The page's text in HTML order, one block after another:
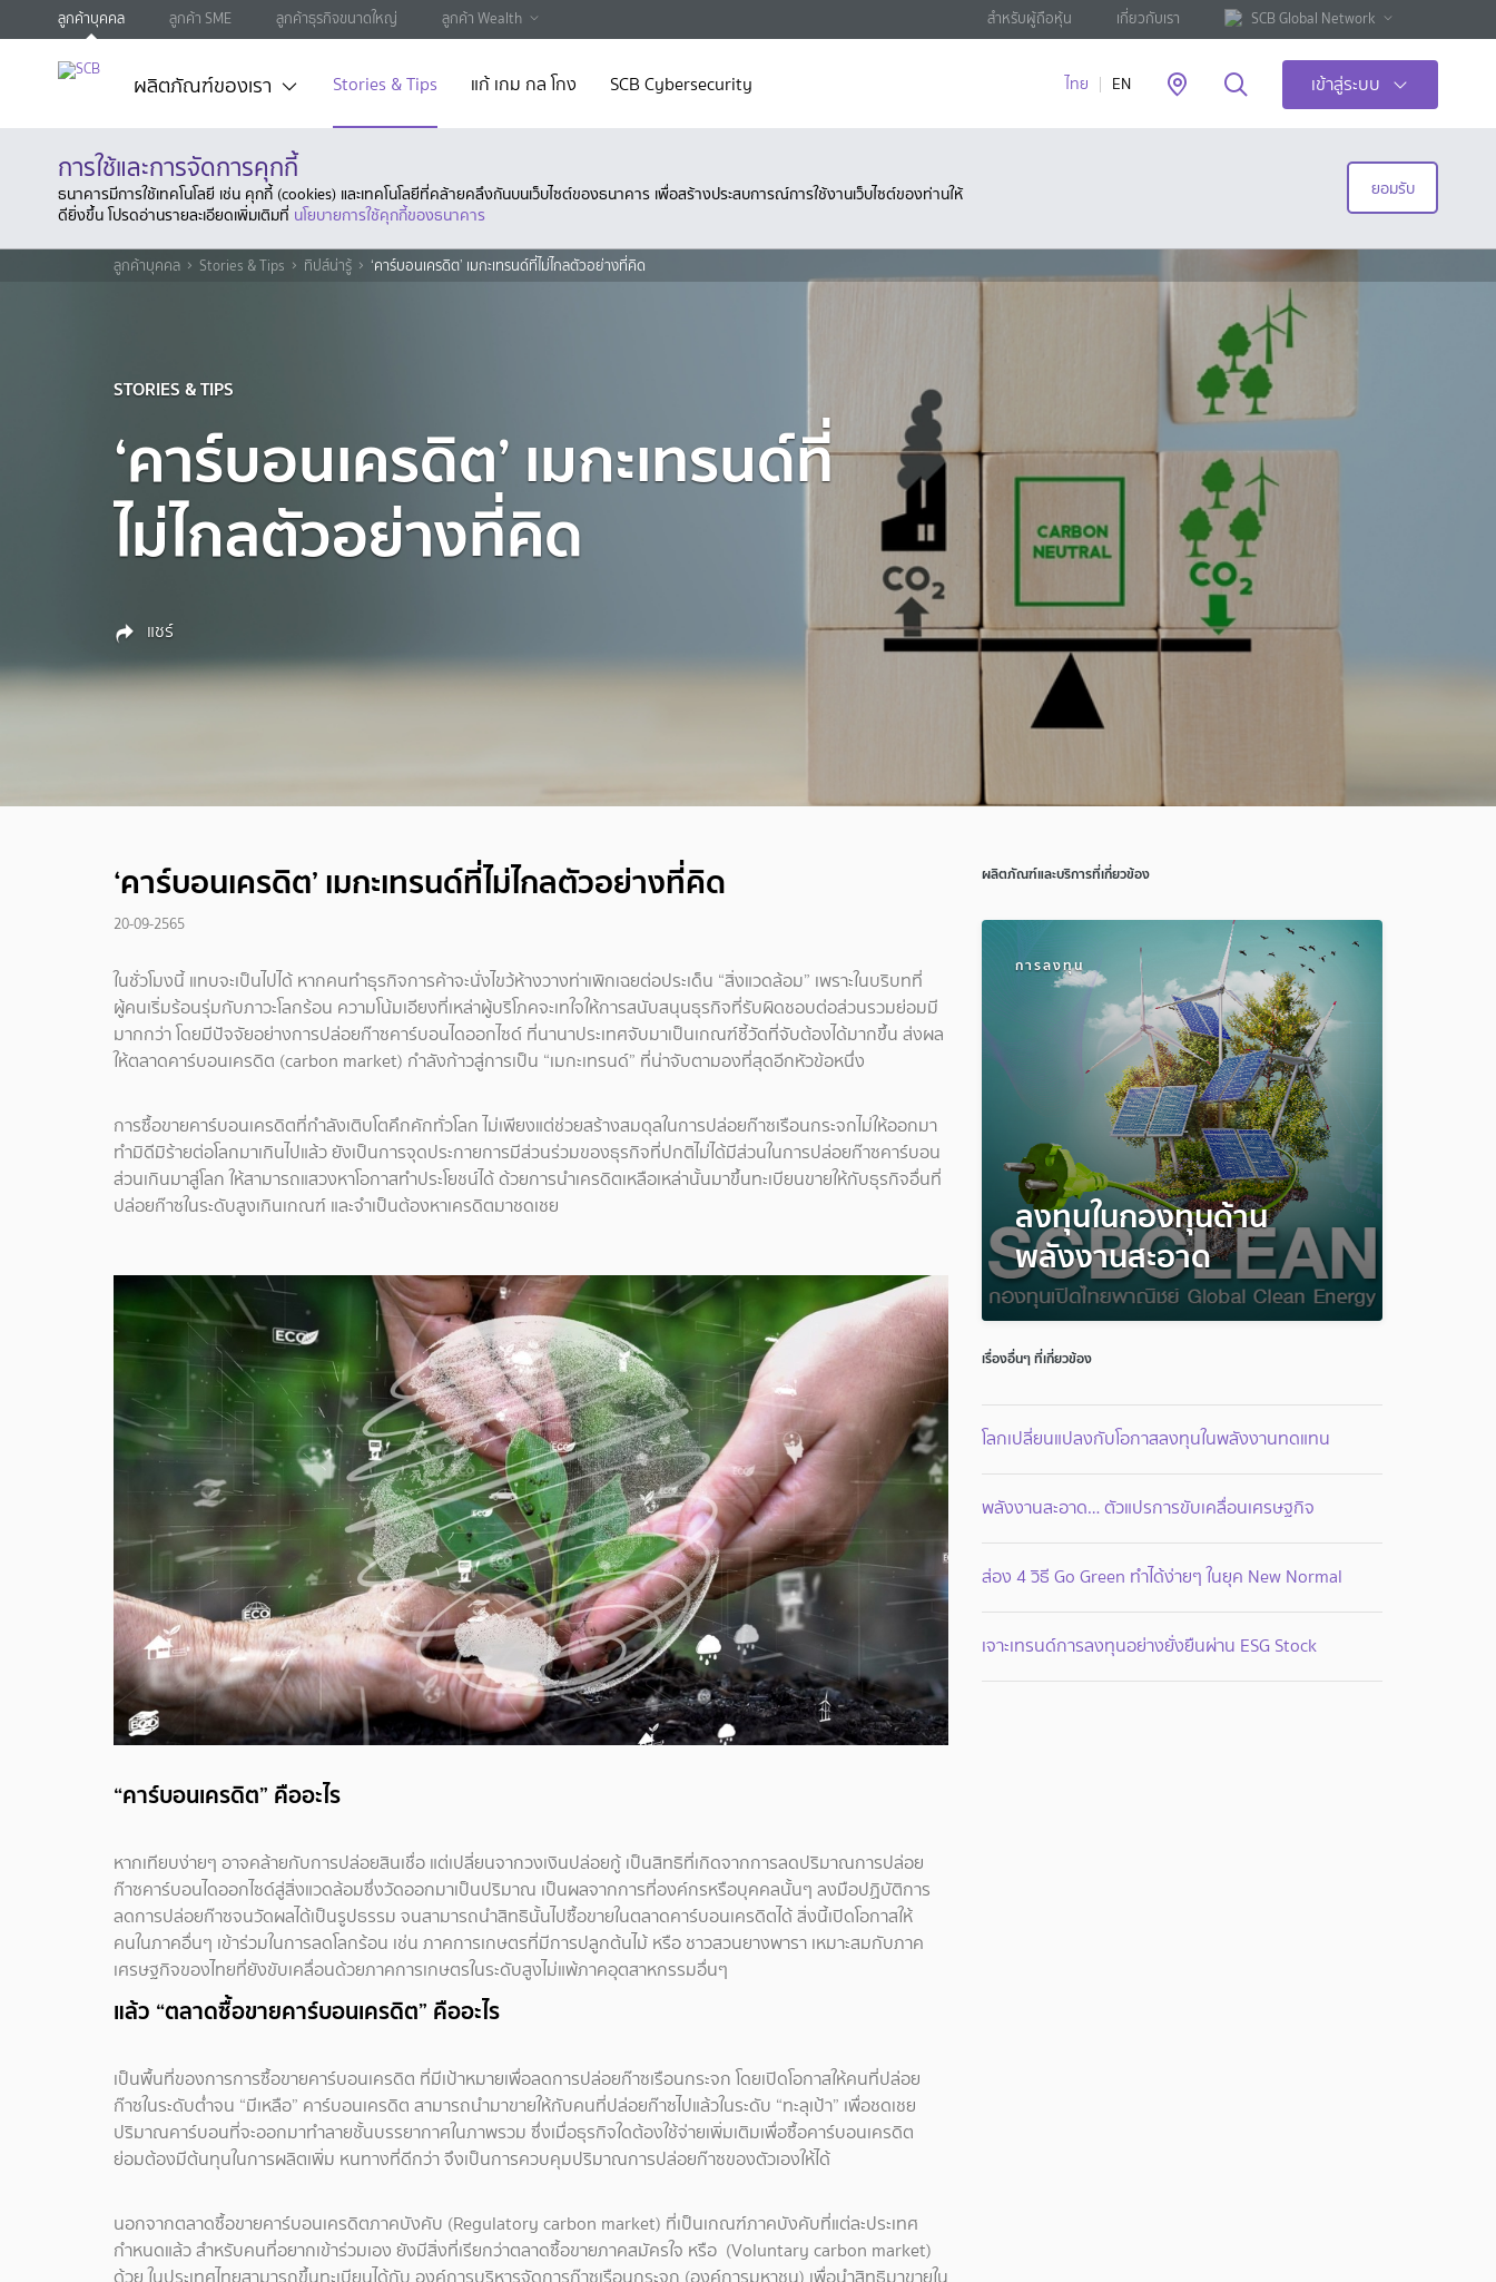
ลูกค้าบุคคล ลูกค้า SME ลูกค้าธุรกิจขนาดใหญ่ ลูกค้า Wealth สำหรับผู้ถือหุ้น เกี่ยวกับเรา SCB Global Network
ผลิตภัณฑ์ของเรา Stories & Tips แก้ เกม กล โกง SCB Cybersecurity ไทย EN เข้าสู่ระบบ
การใช้และการจัดการคุกกี้
ธนาคารมีการใช้เทคโนโลยี เช่น คุกกี้ (cookies) และเทคโนโลยีที่คล้ายคลึงกันบนเว็บไซต์ของธนาคาร เพื่อสร้างประสบการณ์การใช้งานเว็บไซต์ของท่านให้
ดียิ่งขึ้น โปรดอ่านรายละเอียดเพิ่มเติมที่ นโยบายการใช้คุกกี้ของธนาคาร
ยอมรับ
ลูกค้าบุคคล Stories & Tips ทิปส์น่ารู้ ‘คาร์บอนเครดิต’ เมกะเทรนด์ที่ไม่ไกลตัวอย่างที่คิด
STORIES & TIPS
‘คาร์บอนเครดิต’ เมกะเทรนด์ที่
ไม่ไกลตัวอย่างที่คิด
แชร์
‘คาร์บอนเครดิต’ เมกะเทรนด์ที่ไม่ไกลตัวอย่างที่คิด
20-09-2565
ในชั่วโมงนี้ แทบจะเป็นไปได้ หากคนทำธุรกิจการค้าจะนั่งไขว้ห้างวางท่าเพิกเฉยต่อประเด็น “สิ่งแวดล้อม” เพราะในบริบทที่
ผู้คนเริ่มร้อนรุ่มกับภาวะโลกร้อน ความโน้มเอียงที่เหล่าผู้บริโภคจะเทใจให้การสนับสนุนธุรกิจที่รับผิดชอบต่อส่วนรวมย่อมมี
มากกว่า โดยมีปัจจัยอย่างการปล่อยก๊าซคาร์บอนไดออกไซด์ ที่นานาประเทศจับมาเป็นเกณฑ์ชี้วัดที่จับต้องได้มากขึ้น ส่งผล
ให้ตลาดคาร์บอนเครดิต (carbon market) กำลังก้าวสู่การเป็น “เมกะเทรนด์” ที่น่าจับตามองที่สุดอีกหัวข้อหนึ่ง
การซื้อขายคาร์บอนเครดิตที่กำลังเติบโตคึกคักทั่วโลก ไม่เพียงแต่ช่วยสร้างสมดุลในการปล่อยก๊าซเรือนกระจกไม่ให้ออกมา
ทำมิดีมิร้ายต่อโลกมาเกินไปแล้ว ยังเป็นการจุดประกายการมีส่วนร่วมของธุรกิจที่ปกติไม่ได้มีส่วนในการปล่อยก๊าซคาร์บอน
ส่วนเกินมาสู่โลก ให้สามารถแสวงหาโอกาสทำประโยชน์ได้ ด้วยการนำเครดิตเหลือเหล่านั้นมาขึ้นทะเบียนขายให้กับธุรกิจอื่นที่
ปล่อยก๊าซในระดับสูงเกินเกณฑ์ และจำเป็นต้องหาเครดิตมาชดเชย
“คาร์บอนเครดิต” คืออะไร
หากเทียบง่ายๆ อาจคล้ายกับการปล่อยสินเชื่อ แต่เปลี่ยนจากวงเงินปล่อยกู้ เป็นสิทธิที่เกิดจากการลดปริมาณการปล่อย
ก๊าซคาร์บอนไดออกไซด์สู่สิ่งแวดล้อมซึ่งวัดออกมาเป็นปริมาณ เป็นผลจากการที่องค์กรหรือบุคคลนั้นๆ ลงมือปฏิบัติการ
ลดการปล่อยก๊าซจนวัดผลได้เป็นรูปธรรม จนสามารถนำสิทธินั้นไปซื้อขายในตลาดคาร์บอนเครดิตได้ สิ่งนี้เปิดโอกาสให้
คนในภาคอื่นๆ เข้าร่วมในการลดโลกร้อน เช่น ภาคการเกษตรที่มีการปลูกต้นไม้ หรือ ชาวสวนยางพารา เหมาะสมกับภาค
เศรษฐกิจของไทยที่ยังขับเคลื่อนด้วยภาคการเกษตรในระดับสูงไม่แพ้ภาคอุตสาหกรรมอื่นๆ
แล้ว “ตลาดซื้อขายคาร์บอนเครดิต” คืออะไร
เป็นพื้นที่ของการการซื้อขายคาร์บอนเครดิต ที่มีเป้าหมายเพื่อลดการปล่อยก๊าซเรือนกระจก โดยเปิดโอกาสให้คนที่ปล่อย
ก๊าซในระดับต่ำจน “มีเหลือ” คาร์บอนเครดิต สามารถนำมาขายให้กับคนที่ปล่อยก๊าซไปแล้วในระดับ “ทะลุเป้า” เพื่อชดเชย
ปริมาณคาร์บอนที่จะออกมาทำลายชั้นบรรยากาศในภาพรวม ซึ่งเมื่อธุรกิจใดต้องใช้จ่ายเพิ่มเติมเพื่อซื้อคาร์บอนเครดิต
ย่อมต้องมีต้นทุนในการผลิตเพิ่ม หนทางที่ดีกว่า จึงเป็นการควบคุมปริมาณการปล่อยก๊าซของตัวเองให้ได้
นอกจากตลาดซื้อขายคาร์บอนเครดิตภาคบังคับ (Regulatory carbon market) ที่เป็นเกณฑ์ภาคบังคับที่แต่ละประเทศ
กำหนดแล้ว สำหรับคนที่อยากเข้าร่วมเอง ยังมีสิ่งที่เรียกว่าตลาดซื้อขายภาคสมัครใจ หรือ (Voluntary carbon market)
ผลิตภัณฑ์และบริการที่เกี่ยวข้อง
การลงทุน
ลงทุนในกองทุนด้าน
พลังงานสะอาด
เรื่องอื่นๆ ที่เกี่ยวข้อง
โลกเปลี่ยนแปลงกับโอกาสลงทุนในพลังงานทดแทน
พลังงานสะอาด… ตัวแปรการขับเคลื่อนเศรษฐกิจ
ส่อง 4 วิธี Go Green ทำได้ง่ายๆ ในยุค New Normal
เจาะเทรนด์การลงทุนอย่างยั่งยืนผ่าน ESG Stock